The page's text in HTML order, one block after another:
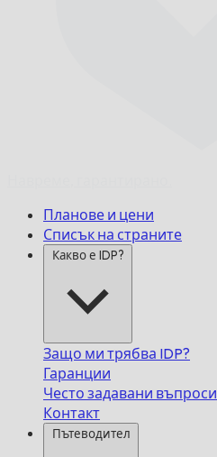
Планове и цени
Списък на страните
Какво е IDP?
Защо ми трябва IDP?
Гаранции
Често задавани въпроси
Контакт
Пътеводител